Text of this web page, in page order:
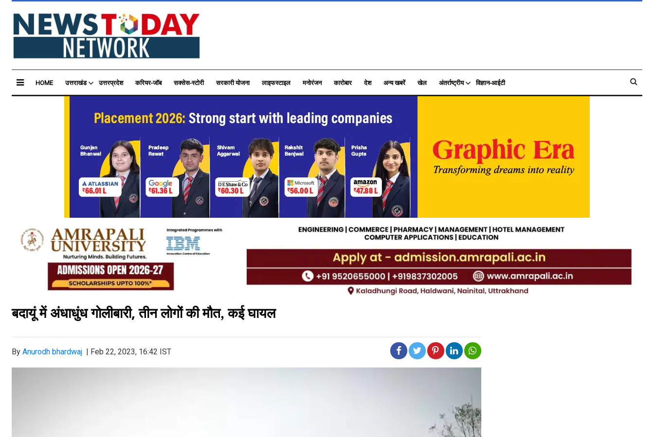
HOME उत्तराखंड उत्तरप्रदेश करियर-जॉब सक्सेस-स्टोरी सरकारी योजना लाइफस्टाइल मनोरंजन कारोबार देश अन्य खबरें खेल अंतर्राष्ट्रीय विज्ञान-आईटी
बदायूं में अंधाधुंध गोलीबारी,तीन लोगों की मौत, कई घायल
By Anurodh bhardwaj | Feb 22, 2023, 16:42 IST